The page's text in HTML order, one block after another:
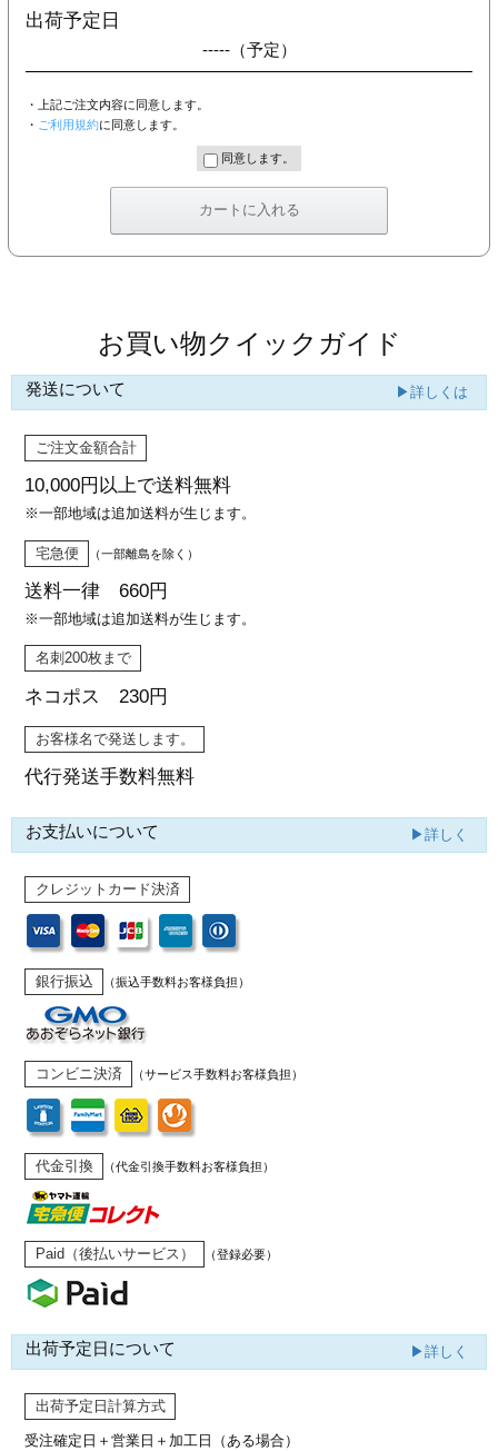
出荷予定日
-----（予定）
・上記ご注文内容に同意します。
・ ご利用規約に同意します。
同意します。
お買い物クイックガイド
発送について ▶詳しくは
ご注文金額合計
10,000円以上で送料無料
※一部地域は追加送料が生じます。
宅急便 （一部離島を除く）
送料一律 660円
※一部地域は追加送料が生じます。
名刺200枚まで
ネコポス 230円
お客様名で発送します。
代行発送手数料無料
お支払いについて ▶詳しく
クレジットカード決済
銀行振込 （振込手数料お客様負担）
コンビニ決済 （サービス手数料お客様負担）
代金引換 （代金引換手数料お客様負担）
Paid（後払いサービス） （登録必要）
出荷予定日について ▶詳しく
出荷予定日計算方式
受注確定日＋営業日＋加工日（ある場合）